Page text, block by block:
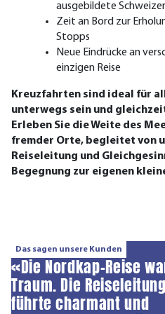
ausgebildete
Zeit an Bord zur
Stopps
Neue Eindrücke an
einzigen Reise
Kreuzfahrten sind ideal für
unterwegs sein und
Erleben Sie die Weite des
fremder Orte, begleitet von
Reiseleitung und
Begegnung zur eigenen
Das sagen unsere Kunden
«Die Nordkap-Reise
Traum. Die Reiseleitung
führte charmant und